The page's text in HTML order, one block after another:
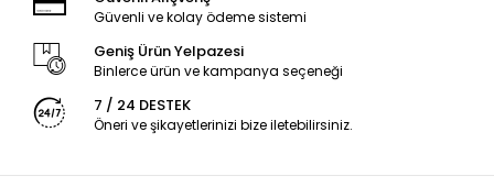
Güvenli ve kolay ödeme sistemi
Geniş Ürün Yelpazesi
Binlerce ürün ve kampanya seçeneği
7 / 24 DESTEK
Öneri ve şikayetlerinizi bize iletebilirsiniz.